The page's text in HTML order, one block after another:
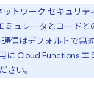
トワーク セキュリテ
ミュレータとコード
信はデフォルトで無
に Cloud Functionsエ
さい。